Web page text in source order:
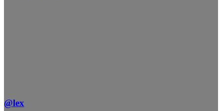
@lex